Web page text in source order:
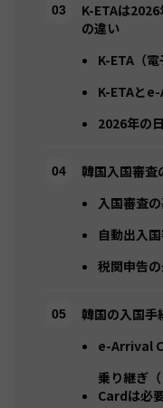
K-ETAは
の違い
K-ETA（
K-ETAと
2026年の
韓国入国審査
入国審査
自動出入
税関申告
韓国の入国手
e-Arrival
乗り継ぎ
Cardは必